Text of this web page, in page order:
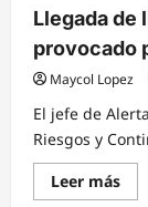
la
que
al
Llegada de
provocado
Maycol Lopez
El jefe de
Riesgos y
Leer másRead